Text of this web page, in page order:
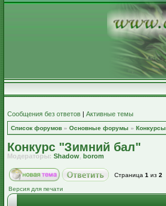
Сообщения без ответов | Активные темы
Список форумов » Основные форумы » Конкурсы
Конкурс "Зимний бал"
Модераторы: Shadow, borom
Страница 1 из 2
Версия для печати